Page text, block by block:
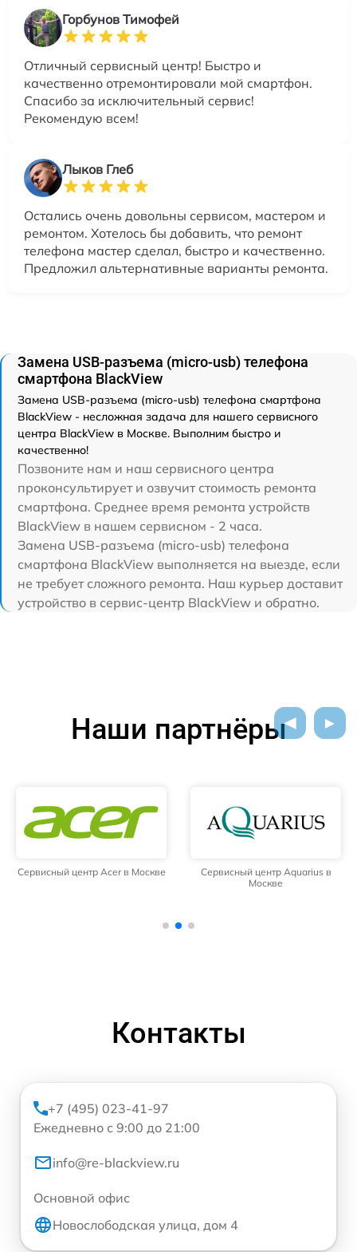
Горбунов Тимофей
Отличный сервисный центр! Быстро и
качественно отремонтировали мой смартфон.
Спасибо за исключительный сервис!
Рекомендую всем!
Лыков Глеб
Остались очень довольны сервисом, мастером и
ремонтом. Хотелось бы добавить, что ремонт
телефона мастер сделал, быстро и качественно.
Предложил альтернативные варианты ремонта.
Замена USB-разъема (micro-usb) телефона
смартфона BlackView
Замена USB-разъема (micro-usb) телефона смартфона
BlackView - несложная задача для нашего сервисного
центра BlackView в Москве. Выполним быстро и
качественно!
Позвоните нам и наш сервисного центра
проконсультирует и озвучит стоимость ремонта
смартфона. Среднее время ремонта устройств
BlackView в нашем сервисном - 2 часа.
Замена USB-разъема (micro-usb) телефона
смартфона BlackView выполняется на выезде, если
не требует сложного ремонта. Наш курьер доставит
устройство в сервис-центр BlackView и обратно.
Наши партнёры
Сервисный центр Acer в Москве
Сервисный центр Aquarius в
Москве
Контакты
+7 (495) 023-41-97
Ежедневно с 9:00 до 21:00
info@re-blackview.ru
Основной офис
Новослободская улица, дом 4